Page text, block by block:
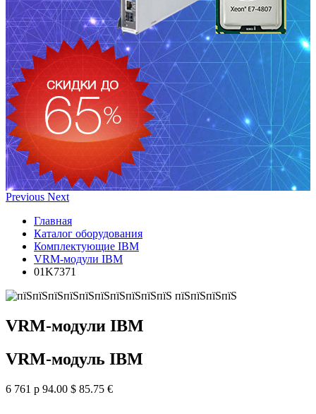
Previous Next
Главная
Каталог оборудования
Комплектующие IBM
VRM-модули IBM
01K7371
VRM-модули IBM
VRM-модуль IBM
6 761 р 94.00 $ 85.75 €